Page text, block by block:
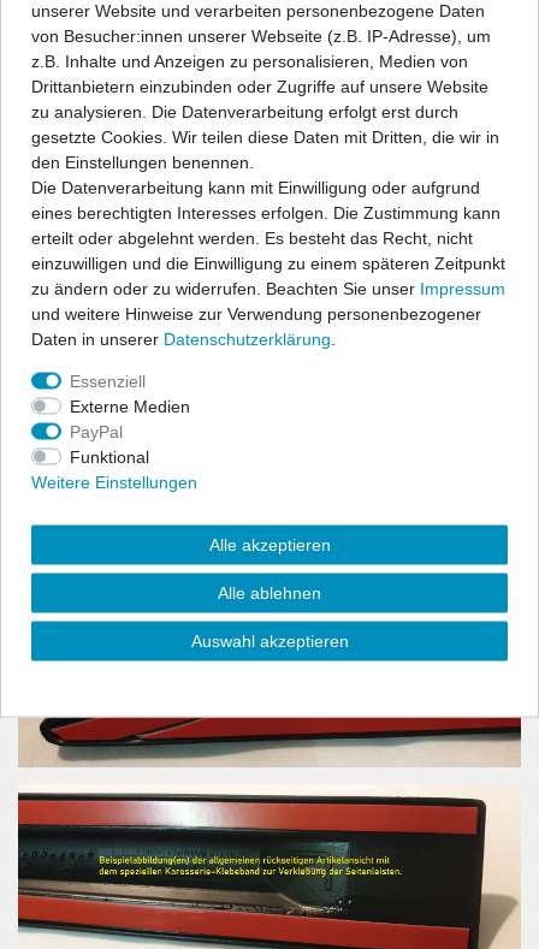
Gibt Ihrem Fahrzeug zusätzlich auch eine schicke Optik.
• fahrzeugspezifisch
• hergestellt aus schwarzem Kunststoff
• 2-6 teiliges Set (je nach Fahrzeug und Anzahl der Türen)
• einfache und schnelle Klebemontage (Klebeband ist
vormontiert)
• mit leicht verständlicher Montageanleitung
• Material: Polyurethan
Bei diesen Schutzleisten handelt es sich um ein Zubehörprodukt
für Fahrzeuge, welche werkseitig noch nicht mit
Originalteil des Fahrzeugherstellers und nicht kompatibel mit
dessen Produkten.
unserer Website und verarbeiten personenbezogene Daten
von Besucher:innen unserer Webseite (z.B. IP-Adresse), um
z.B. Inhalte und Anzeigen zu personalisieren, Medien von
Drittanbietern einzubinden oder Zugriffe auf unsere Website
zu analysieren. Die Datenverarbeitung erfolgt erst durch
gesetzte Cookies. Wir teilen diese Daten mit Dritten, die wir in
den Einstellungen benennen.
Die Datenverarbeitung kann mit Einwilligung oder aufgrund
eines berechtigten Interesses erfolgen. Die Zustimmung kann
erteilt oder abgelehnt werden. Es besteht das Recht, nicht
einzuwilligen und die Einwilligung zu einem späteren Zeitpunkt
zu ändern oder zu widerrufen. Beachten Sie unser Impressum
und weitere Hinweise zur Verwendung personenbezogener
Daten in unserer Daten­schutz­erklärung
Essenziell
Externe Medien
PayPal
Funktional
Weitere Einstellungen
Alle akzeptieren
Alle ablehnen
Auswahl akzeptieren